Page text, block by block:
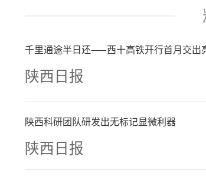
千里通途半日还——西十高铁开行首月交出
陕西日报
陕西科研团队研发出无标记显微利器
陕西日报